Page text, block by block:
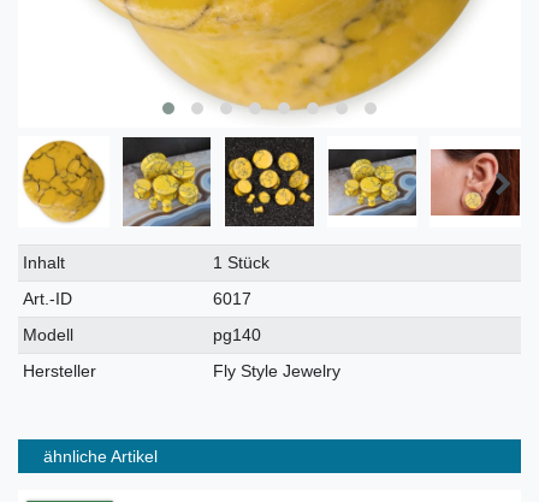
Technisches
Merkmal
Wert
Inhalt
1 Stück
Art.-ID
6017
Modell
pg140
Hersteller
Fly Style Jewelry
ähnliche Artikel